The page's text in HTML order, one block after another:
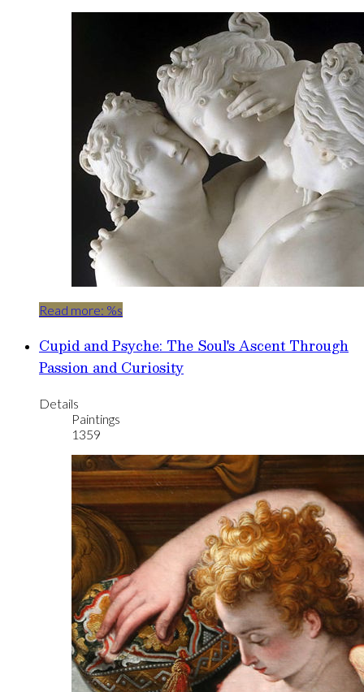
Read more: %s
Cupid and Psyche: The Soul's Ascent Through
Passion and Curiosity
Details
Paintings
1359